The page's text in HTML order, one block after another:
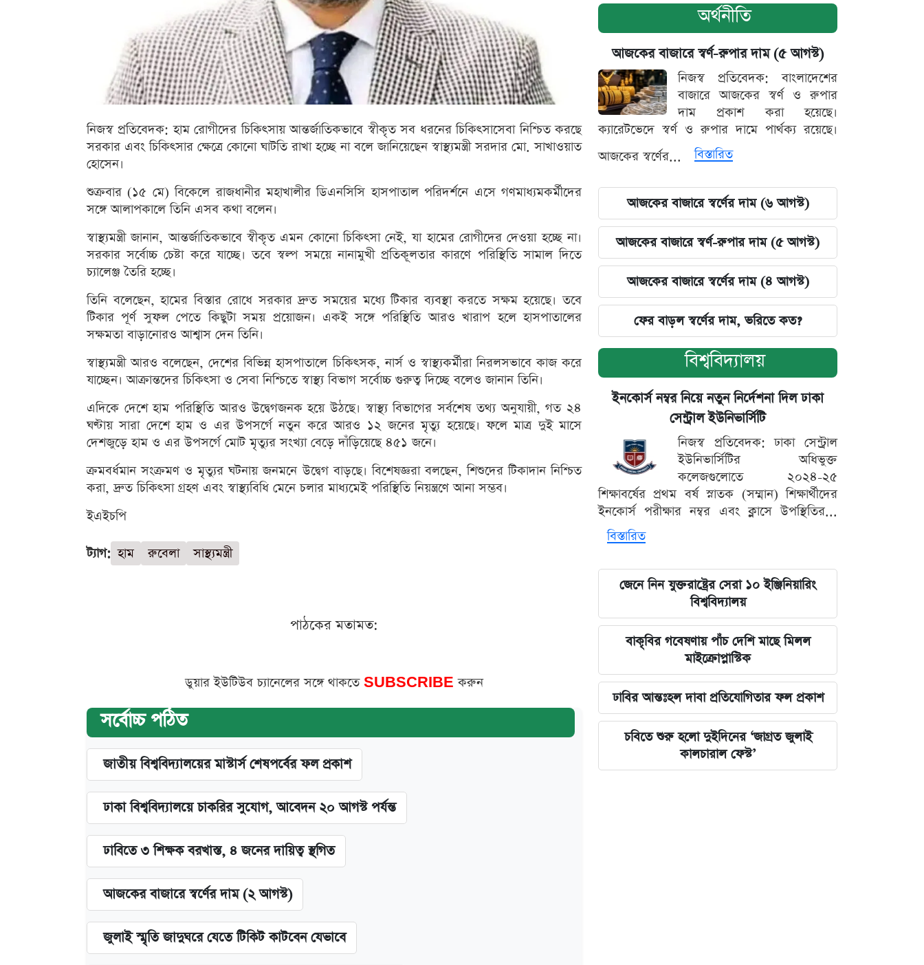
নিজস্ব প্রতিবেদক: হাম রোগীদের চিকিৎসায় আন্তর্জাতিকভাবে স্বীকৃত সব ধরনের চিকিৎসাসেবা নিশ্চিত করছে
সরকার এবং চিকিৎসার ক্ষেত্রে কোনো ঘাটতি রাখা হচ্ছে না বলে জানিয়েছেন স্বাস্থ্যমন্ত্রী সরদার মো. সাখাওয়াত
হোসেন।
শুক্রবার (১৫ মে) বিকেলে রাজধানীর মহাখালীর ডিএনসিসি হাসপাতাল পরিদর্শনে এসে গণমাধ্যমকর্মীদের
সঙ্গে আলাপকালে তিনি এসব কথা বলেন।
স্বাস্থ্যমন্ত্রী জানান, আন্তর্জাতিকভাবে স্বীকৃত এমন কোনো চিকিৎসা নেই, যা হামের রোগীদের দেওয়া হচ্ছে না।
সরকার সর্বোচ্চ চেষ্টা করে যাচ্ছে। তবে স্বল্প সময়ে নানামুখী প্রতিকূলতার কারণে পরিস্থিতি সামাল দিতে
চ্যালেঞ্জ তৈরি হচ্ছে।
তিনি বলেছেন, হামের বিস্তার রোধে সরকার দ্রুত সময়ের মধ্যে টিকার ব্যবস্থা করতে সক্ষম হয়েছে। তবে
টিকার পূর্ণ সুফল পেতে কিছুটা সময় প্রয়োজন। একই সঙ্গে পরিস্থিতি আরও খারাপ হলে হাসপাতালের
সক্ষমতা বাড়ানোরও আশ্বাস দেন তিনি।
স্বাস্থ্যমন্ত্রী আরও বলেছেন, দেশের বিভিন্ন হাসপাতালে চিকিৎসক, নার্স ও স্বাস্থ্যকর্মীরা নিরলসভাবে কাজ করে
যাচ্ছেন। আক্রান্তদের চিকিৎসা ও সেবা নিশ্চিতে স্বাস্থ্য বিভাগ সর্বোচ্চ গুরুত্ব দিচ্ছে বলেও জানান তিনি।
এদিকে দেশে হাম পরিস্থিতি আরও উদ্বেগজনক হয়ে উঠছে। স্বাস্থ্য বিভাগের সর্বশেষ তথ্য অনুযায়ী, গত ২৪
ঘণ্টায় সারা দেশে হাম ও এর উপসর্গে নতুন করে আরও ১২ জনের মৃত্যু হয়েছে। ফলে মাত্র দুই মাসে
দেশজুড়ে হাম ও এর উপসর্গে মোট মৃত্যুর সংখ্যা বেড়ে দাঁড়িয়েছে ৪৫১ জনে।
ক্রমবর্ধমান সংক্রমণ ও মৃত্যুর ঘটনায় জনমনে উদ্বেগ বাড়ছে। বিশেষজ্ঞরা বলছেন, শিশুদের টিকাদান নিশ্চিত
করা, দ্রুত চিকিৎসা গ্রহণ এবং স্বাস্থ্যবিধি মেনে চলার মাধ্যমেই পরিস্থিতি নিয়ন্ত্রণে আনা সম্ভব।
ইএইচপি
ট্যাগ: হাম রুবেলা সাস্থ্যমন্ত্রী
পাঠকের মতামত:
ডুয়ার ইউটিউব চ্যানেলের সঙ্গে থাকতে SUBSCRIBEকরুন
সর্বোচ্চ পঠিত
জাতীয় বিশ্ববিদ্যালয়ের মাস্টার্স শেষপর্বের ফল প্রকাশ
ঢাকা বিশ্ববিদ্যালয়ে চাকরির সুযোগ, আবেদন ২০ আগস্ট পর্যন্ত
ঢাবিতে ৩ শিক্ষক বরখাস্ত, ৪ জনের দায়িত্ব স্থগিত
আজকের বাজারে স্বর্ণের দাম (২ আগস্ট)
জুলাই স্মৃতি জাদুঘরে যেতে টিকিট কাটবেন যেভাবে
অর্থনীতি
আজকের বাজারে স্বর্ণ-রুপার দাম (৫ আগস্ট)
নিজস্ব প্রতিবেদক: বাংলাদেশের
বাজারে আজকের স্বর্ণ ও রুপার
দাম প্রকাশ করা হয়েছে।
ক্যারেটভেদে স্বর্ণ ও রুপার দামে পার্থক্য রয়েছে।
আজকের স্বর্ণের...
বিস্তারিত
আজকের বাজারে স্বর্ণের দাম (৬ আগস্ট)
আজকের বাজারে স্বর্ণ-রুপার দাম (৫ আগস্ট)
আজকের বাজারে স্বর্ণের দাম (৪ আগস্ট)
ফের বাড়ল স্বর্ণের দাম, ভরিতে কত?
বিশ্ববিদ্যালয়
ইনকোর্স নম্বর নিয়ে নতুন নির্দেশনা দিল ঢাকা
সেন্ট্রাল ইউনিভার্সিটি
নিজস্ব প্রতিবেদক: ঢাকা সেন্ট্রাল
ইউনিভার্সিটির অধিভুক্ত
কলেজগুলোতে ২০২৪-২৫
শিক্ষাবর্ষের প্রথম বর্ষ স্নাতক (সম্মান) শিক্ষার্থীদের
ইনকোর্স পরীক্ষার নম্বর এবং ক্লাসে উপস্থিতির...
বিস্তারিত
জেনে নিন যুক্তরাষ্ট্রের সেরা ১০ ইঞ্জিনিয়ারিং
বিশ্ববিদ্যালয়
বাকৃবির গবেষণায় পাঁচ দেশি মাছে মিলল
মাইক্রোপ্লাস্টিক
ঢাবির আন্তঃহল দাবা প্রতিযোগিতার ফল প্রকাশ
চবিতে শুরু হলো দুইদিনের ‘জাগ্রত জুলাই
কালচারাল ফেস্ট’